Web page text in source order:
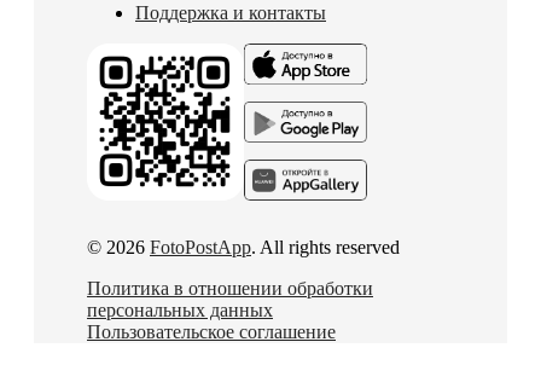
Поддержка и контакты
© 2026 FotoPostApp. All rights reserved
Политика в отношении обработки
персональных данных
Пользовательское соглашение